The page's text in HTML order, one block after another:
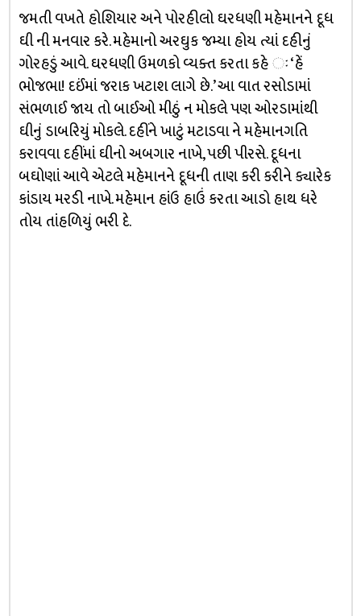
જમતી વખતે હોશિયાર અને પોરહીલો ઘરધણી મહેમાનને દૂધ
ઘી ની મનવાર કરે. મહેમાનો અરઘુક જમ્યા હોય ત્યાં દહીનું
ગોરહડું આવે. ઘરધણી ઉમળકો વ્યક્ત કરતા કહે ઃ ‘હેં
ભોજભા! દઈંમાં જરાક ખટાશ લાગે છે.’ આ વાત રસોડામાં
સંભળાઈ જાય તો બાઈઓ મીઠું ન મોકલે પણ ઓરડામાંથી
ઘીનું ડાબરિયું મોકલે. દહીંને ખાટું મટાડવા ને મહેમાનગતિ
કરાવવા દહીંમાં ઘીનો અબગાર નાખે, પછી પીરસે. દૂધના
બઘોણાં આવે એટલે મહેમાનને દૂધની તાણ કરી કરીને ક્યારેક
કાંડાય મરડી નાખે. મહેમાન હાંઉ હાઉં કરતા આડો હાથ ધરે
તોય તાંહળિયું ભરી દે.